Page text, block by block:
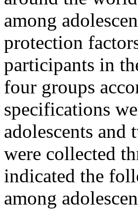
among
protection
participants in
four groups
specifications
adolescents
were collected
indicated the
among